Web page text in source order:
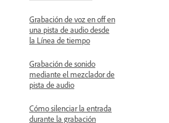
Grabación de voz en off en
una pista de audio desde
la Línea de tiempo
Grabación de sonido
mediante el mezclador de
pista de audio
Cómo silenciar la entrada
durante la grabación